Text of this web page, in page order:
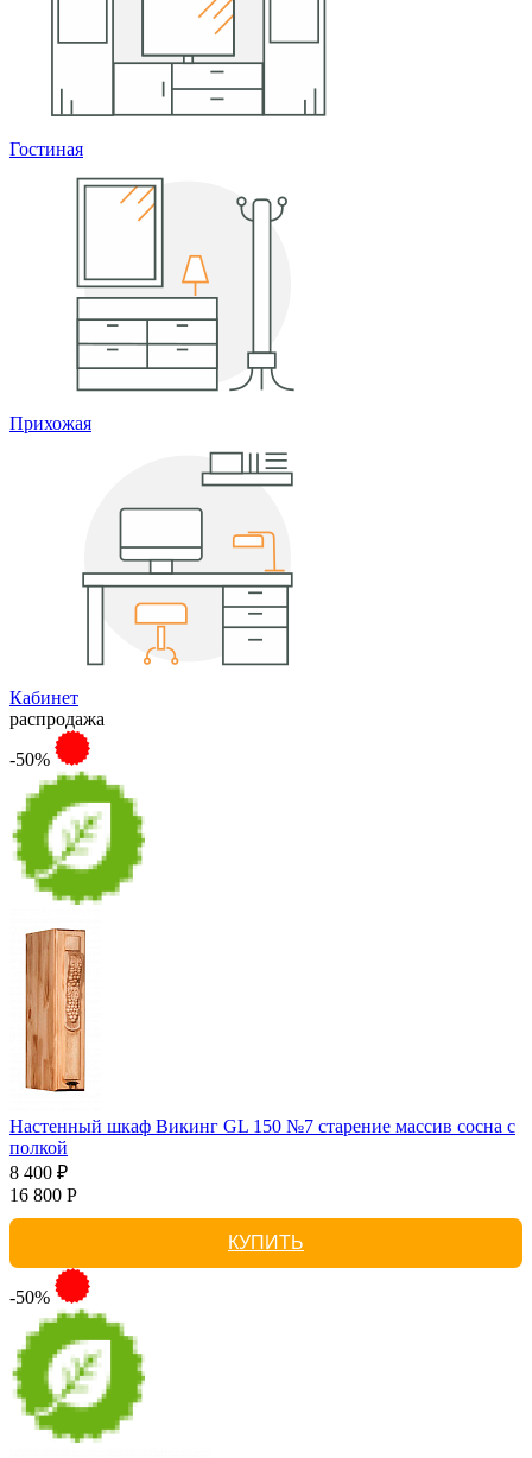
Гостиная
Прихожая
Кабинет
распродажа
-50%
Настенный шкаф Викинг GL 150 №7 старение массив сосна с
полкой
8 400 ₽
16 800 Р
КУПИТЬ
-50%